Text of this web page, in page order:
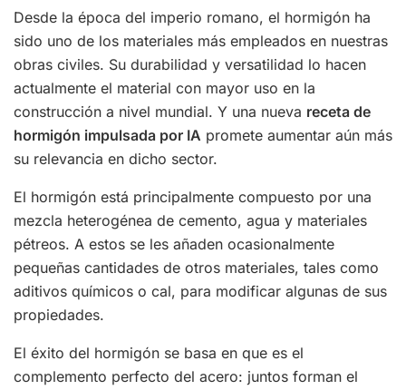
Desde la época del imperio romano, el hormigón ha
sido uno de los materiales más empleados en nuestras
obras civiles. Su durabilidad y versatilidad lo hacen
actualmente el material con mayor uso en la
construcción a nivel mundial. Y una nueva receta de
hormigón impulsada por IA promete aumentar aún más
su relevancia en dicho sector.
El hormigón está principalmente compuesto por una
mezcla heterogénea de cemento, agua y materiales
pétreos. A estos se les añaden ocasionalmente
pequeñas cantidades de otros materiales, tales como
aditivos químicos o cal, para modificar algunas de sus
propiedades.
El éxito del hormigón se basa en que es el
complemento perfecto del acero: juntos forman el